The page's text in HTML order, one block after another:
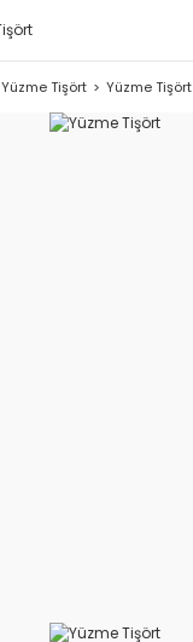
Yüzme Tişört Yüzme Tişört